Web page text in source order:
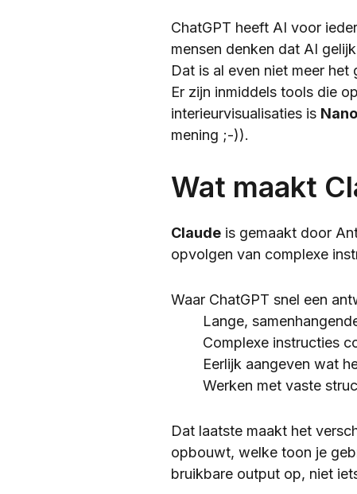
ChatGPT heeft AI voor
mensen denken dat AI
Dat is al even niet meer het
Er zijn inmiddels tools die
interieurvisualisaties is
mening ;-)).
Wat maakt
Claude is gemaakt door
opvolgen van complexe
Waar ChatGPT snel een
Lange,
Complexe instructies
Eerlijk aangeven wat
Werken met vaste
Dat laatste maakt het
opbouwt, welke toon je
bruikbare output op, niet